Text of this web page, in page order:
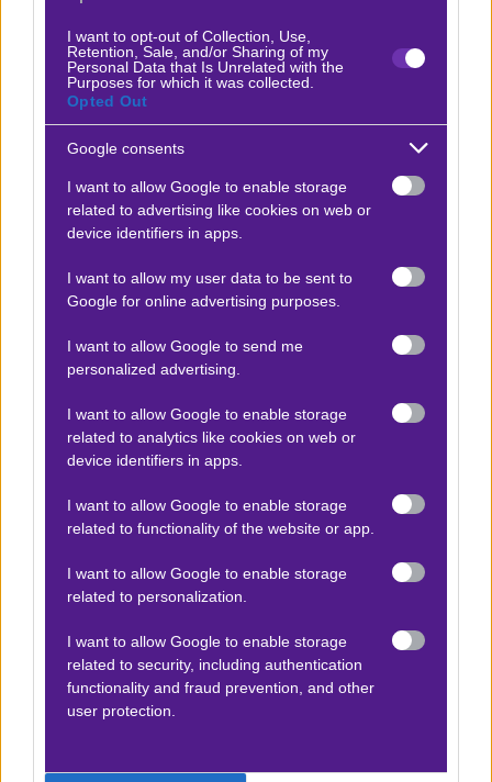
I want to opt-out of Collection, Use,
Retention, Sale, and/or Sharing of my
Personal Data that Is Unrelated with the
Purposes for which it was collected.
Opted Out
Google consents
I want to allow Google to enable storage
related to advertising like cookies on web or
device identifiers in apps.
I want to allow my user data to be sent to
Google for online advertising purposes.
I want to allow Google to send me
personalized advertising.
I want to allow Google to enable storage
related to analytics like cookies on web or
device identifiers in apps.
I want to allow Google to enable storage
related to functionality of the website or app.
I want to allow Google to enable storage
related to personalization.
I want to allow Google to enable storage
related to security, including authentication
functionality and fraud prevention, and other
user protection.
Θα παίξω το Χ2 της στο
Βγήκε το νέο επεισόδιοBet Nomad
Ακολούθησέ μας στο 🅾𝐈𝐧𝐬𝐭𝐚𝐠𝐫𝐚𝐦
μη χάνεις τίποτα!
Δείτε αυτή τη δημοσίευση στο Instagram.